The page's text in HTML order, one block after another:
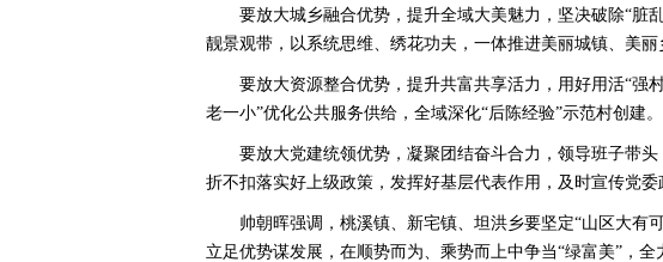
要放大城乡融合优势，提升全域大美魅力，坚决破除“脏
靓景观带，以系统思维、绣花功夫，一体推进美丽城镇、美丽
要放大资源整合优势，提升共富共享活力，用好用活“强
老一小”优化公共服务供给，全域深化“后陈经验”示范村创建。
要放大党建统领优势，凝聚团结奋斗合力，领导班子带
折不扣落实好上级政策，发挥好基层代表作用，及时宣传党委
帅朝晖强调，桃溪镇、新宅镇、坦洪乡要坚定“山区大有
立足优势谋发展，在顺势而为、乘势而上中争当“绿富美”，全